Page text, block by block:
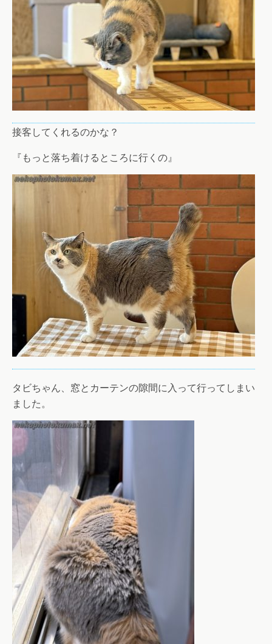
接客してくれるのかな？
『もっと落ち着けるところに行くの』
タビちゃん、窓とカーテンの隙間に入って行ってしまい
ました。